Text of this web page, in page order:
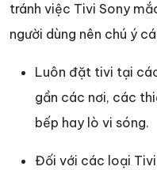
tránh việc Tivi Sony
người dùng nên chú ý
Luôn đặt tivi tại
gần các nơi, các
bếp hay lò vi sóng.
Đối với các loại Tivi